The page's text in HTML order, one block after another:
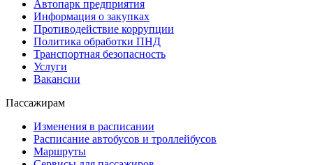
Автопарк предприятия
Информация о закупках
Противодействие коррупции
Политика обработки ПНД
Транспортная безопасность
Услуги
Вакансии
Пассажирам
Изменения в расписании
Расписание автобусов и троллейбусов
Маршруты